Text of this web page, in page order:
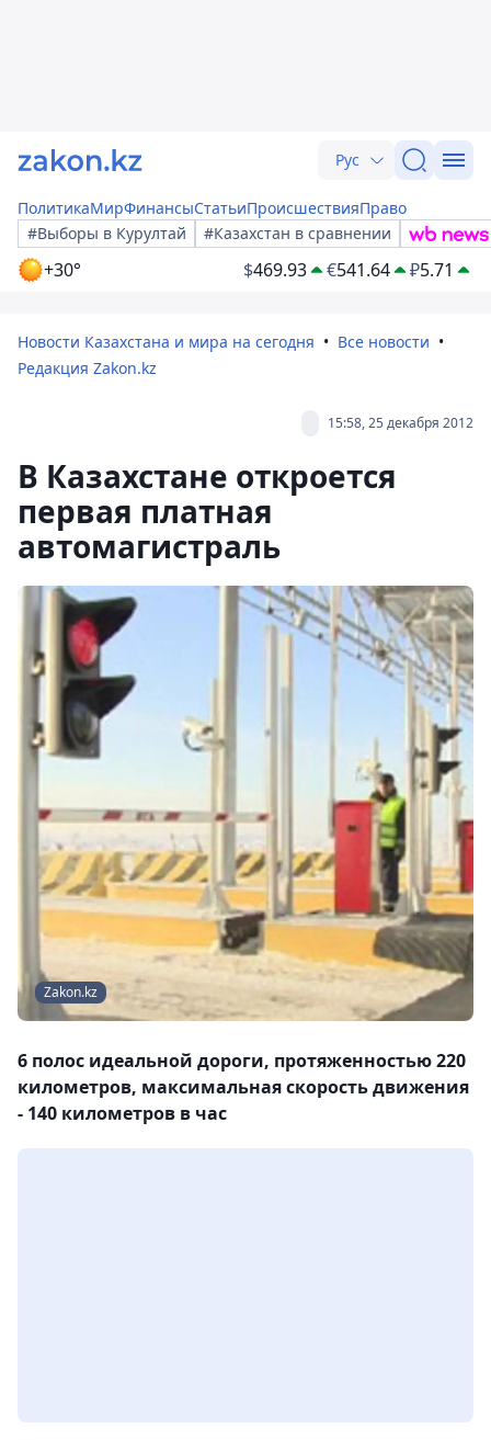
Рус
ПолитикаМирФинансыСтатьиПроисшествияПраво
#Выборы в Курултай
#Казахстан в сравнении
+30° $469.93 €541.64 ₽5.71
Новости Казахстана и мира на сегодня
Все новости
Редакция Zakon.kz
15:58, 25 декабря 2012
В Казахстане откроется
первая платная
автомагистраль
Zakon.kz
6 полос идеальной дороги, протяженностью 220
километров, максимальная скорость движения
- 140 километров в час